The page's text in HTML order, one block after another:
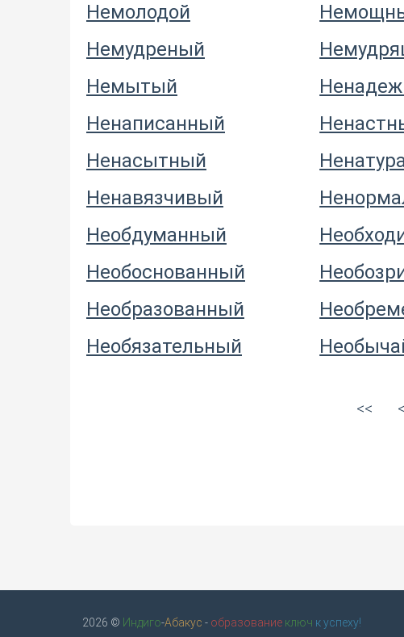
Немолодой
Немудреный
Немытый
Ненаписанный
Ненасытный
Ненавязчивый
Необдуманный
Необоснованный
Необразованный
Необязательный
<< <
2026 © Индиго-Абакус - образование ключ к успеху!